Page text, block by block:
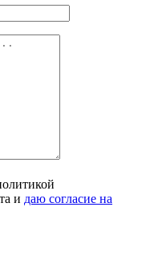
и даю согласие на